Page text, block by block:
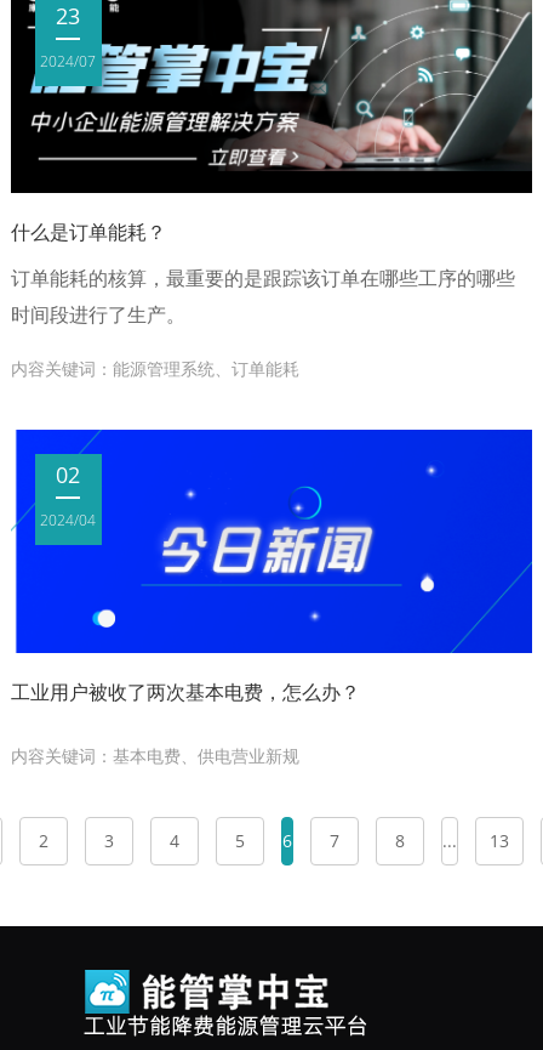
23
2024/07
什么是订单能耗？
订单能耗的核算，最重要的是跟踪该订单在哪些工序的哪些
时间段进行了生产。
内容关键词：能源管理系统、订单能耗
02
2024/04
工业用户被收了两次基本电费，怎么办？
内容关键词：基本电费、供电营业新规
2 3 4 5 6 7 8 ... 13